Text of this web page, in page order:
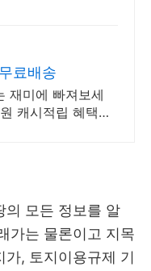
료배송
재미에 빠져보세
캐시적립 혜택으
의 모든 정보를 알
가는 물론이고 지목
, 토지이용규제 기